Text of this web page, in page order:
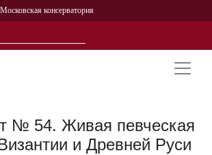
Московская консерватория
Персоналии
История
№ 54. Живая певческая
и Древней Руси